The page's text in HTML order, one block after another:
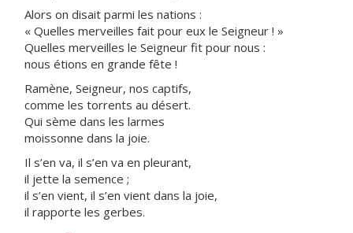
Alors on disait parmi les nations :
« Quelles merveilles fait pour eux le Seigneur ! »
Quelles merveilles le Seigneur fit pour nous :
nous étions en grande fête !
Ramène, Seigneur, nos captifs,
comme les torrents au désert.
Qui sème dans les larmes
moissonne dans la joie.
Il s’en va, il s’en va en pleurant,
il jette la semence ;
il s’en vient, il s’en vient dans la joie,
il rapporte les gerbes.